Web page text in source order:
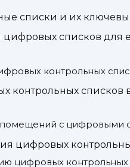
списки и их
цифровых списков для
контрольных
контрольных списков
с цифровыми
цифровых
цифровых контрольных